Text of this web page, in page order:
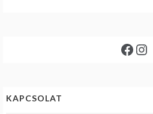
KAPCSOLAT